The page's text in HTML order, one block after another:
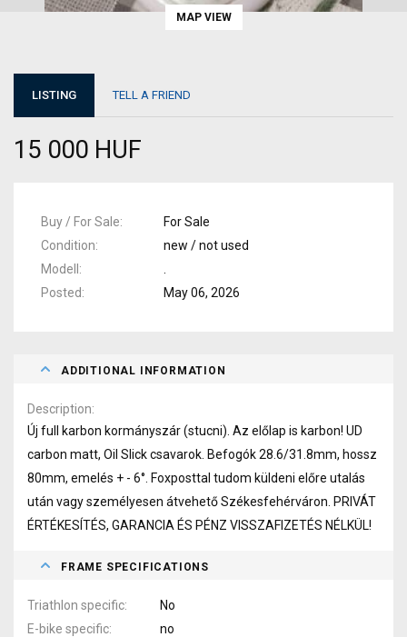
MAP VIEW
LISTING TELL A FRIEND
15 000 HUF
Buy / For Sale
For Sale
Condition
new / not used
Modell
Posted
May 06, 2026
ADDITIONAL INFORMATION
Description
Új full karbon kormányszár (stucni). Az előlap is karbon! UD
carbon matt, Oil Slick csavarok. Befogók 28.6/31.8mm, hossz
80mm, emelés + - 6°. Foxposttal tudom küldeni előre utalás
után vagy személyesen átvehető Székesfehérváron. PRIVÁT
ÉRTÉKESÍTÉS, GARANCIA ÉS PÉNZ VISSZAFIZETÉS NÉLKÜL!
FRAME SPECIFICATIONS
Triathlon specific
No
E-bike specific
no